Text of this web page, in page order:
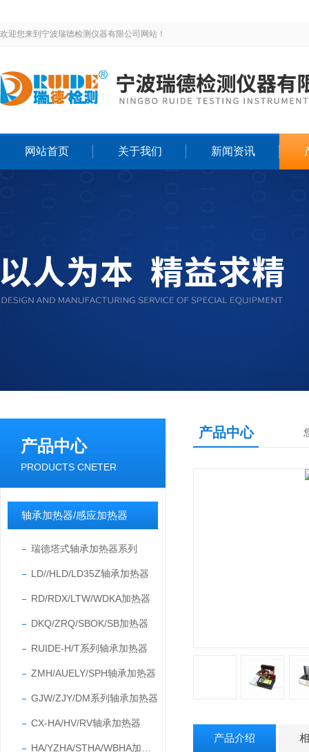
欢迎您来到宁波瑞德检测仪器有限公司网站！
网站首页 关于我们 新闻资讯
产品中心
PRODUCTS CNETER
轴承加热器/感应加热器
瑞德塔式轴承加热器系列
LD//HLD/LD35Z轴承加热器
RD/RDX/LTW/WDKA加热器
DKQ/ZRQ/SBOK/SB加热器
RUIDE-H/T系列轴承加热器
ZMH/AUELY/SPH轴承加热器
GJW/ZJY/DM系列轴承加热器
CX-HA/HV/RV轴承加热器
产品中心
产品介绍